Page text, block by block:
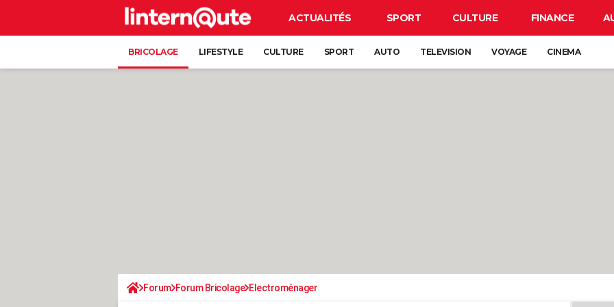
ACTUALITÉS SPORT CULTURE FINANCE
BRICOLAGE LIFESTYLE CULTURE SPORT AUTO TELEVISION VOYAGE CINEMA
Forum Forum Bricolage Electroménager